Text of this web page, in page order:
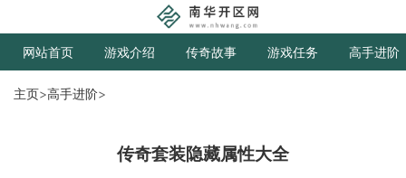
网站首页 游戏介绍 传奇故事 游戏任务 高手进阶
主页>高手进阶>
传奇套装隐藏属性大全